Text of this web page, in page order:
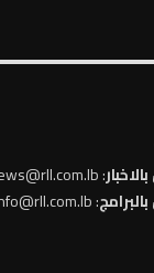
: news@rll.com.lb
: info@rll.com.lb